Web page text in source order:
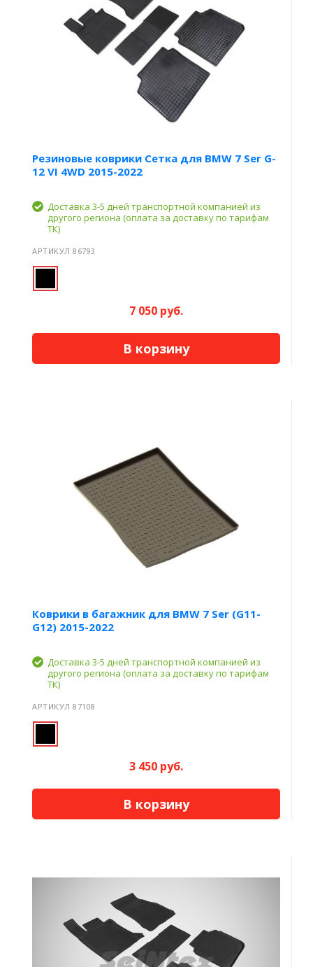
Резиновые коврики Сетка для BMW 7 Ser G-
12 VI 4WD 2015-2022
Доставка 3-5 дней транспортной компанией из
другого региона (оплата за доставку по тарифам
ТК)
АРТИКУЛ 86793
7 050 руб.
В корзину
Коврики в багажник для BMW 7 Ser (G11-
G12) 2015-2022
Доставка 3-5 дней транспортной компанией из
другого региона (оплата за доставку по тарифам
ТК)
АРТИКУЛ 87108
3 450 руб.
В корзину